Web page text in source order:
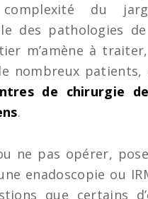
du
des pathologies
m’amène à
nombreux patients,
de chirurgie
.
ne pas opérer,
enadoscopie ou
que certains